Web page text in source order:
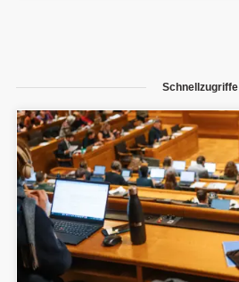
Schnellzugriffe